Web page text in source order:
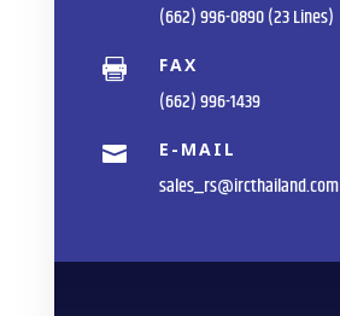
(662) 996-0890 (23 Lines)
 FAX
(662) 996-1439
 E-MAIL
sales_rs@ircthailand.com